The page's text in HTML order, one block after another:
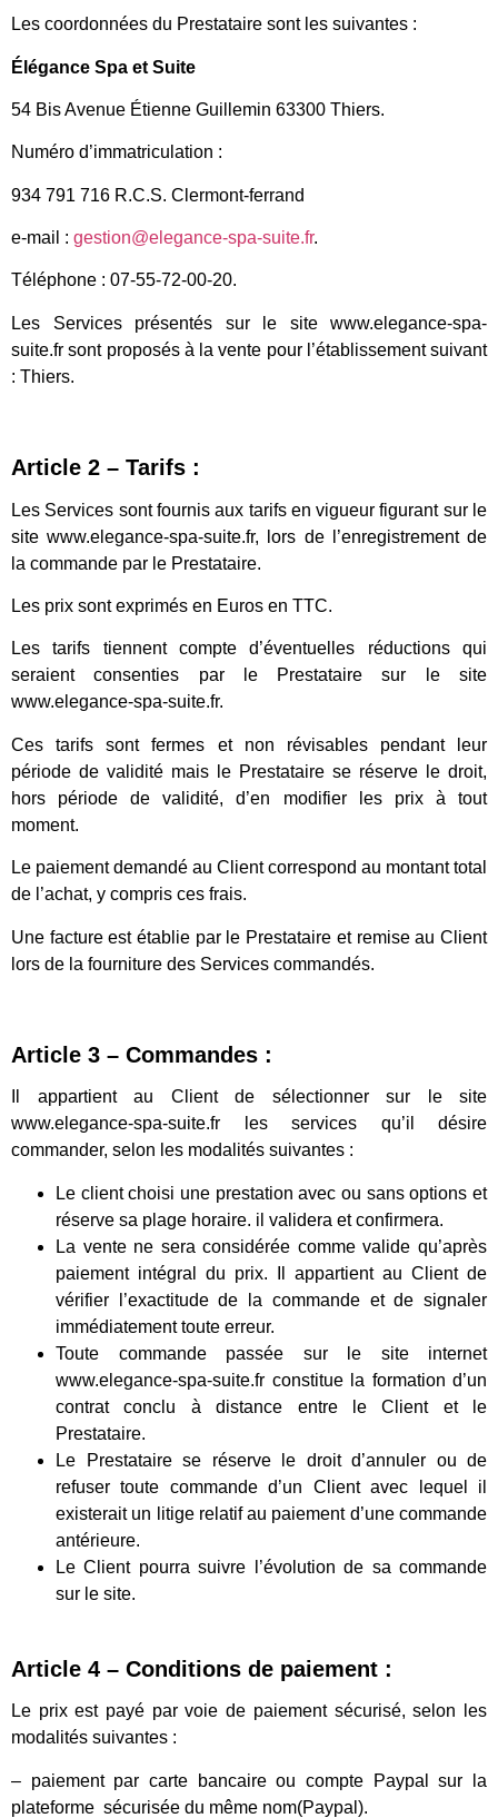
Les coordonnées du Prestataire sont les suivantes :
Élégance Spa et Suite
54 Bis Avenue Étienne Guillemin 63300 Thiers.
Numéro d’immatriculation :
934 791 716 R.C.S. Clermont-ferrand
e-mail : gestion@elegance-spa-suite.fr.
Téléphone : 07-55-72-00-20.
Les Services présentés sur le site www.elegance-spa-
suite.fr sont proposés à la vente pour l’établissement suivant
: Thiers.
Article 2 – Tarifs :
Les Services sont fournis aux tarifs en vigueur figurant sur le
site www.elegance-spa-suite.fr, lors de l’enregistrement de
la commande par le Prestataire.
Les prix sont exprimés en Euros en TTC.
Les tarifs tiennent compte d’éventuelles réductions qui
seraient consenties par le Prestataire sur le site
www.elegance-spa-suite.fr.
Ces tarifs sont fermes et non révisables pendant leur
période de validité mais le Prestataire se réserve le droit,
hors période de validité, d’en modifier les prix à tout
moment.
Le paiement demandé au Client correspond au montant total
de l’achat, y compris ces frais.
Une facture est établie par le Prestataire et remise au Client
lors de la fourniture des Services commandés.
Article 3 – Commandes :
Il appartient au Client de sélectionner sur le site
www.elegance-spa-suite.fr les services qu’il désire
commander, selon les modalités suivantes :
Le client choisi une prestation avec ou sans options et
réserve sa plage horaire. il validera et confirmera.
La vente ne sera considérée comme valide qu’après
paiement intégral du prix. Il appartient au Client de
vérifier l’exactitude de la commande et de signaler
immédiatement toute erreur.
Toute commande passée sur le site internet
www.elegance-spa-suite.fr constitue la formation d’un
contrat conclu à distance entre le Client et le
Prestataire.
Le Prestataire se réserve le droit d’annuler ou de
refuser toute commande d’un Client avec lequel il
existerait un litige relatif au paiement d’une commande
antérieure.
Le Client pourra suivre l’évolution de sa commande
sur le site.
Article 4 – Conditions de paiement :
Le prix est payé par voie de paiement sécurisé, selon les
modalités suivantes :
– paiement par carte bancaire ou compte Paypal sur la
plateforme sécurisée du même nom(Paypal).